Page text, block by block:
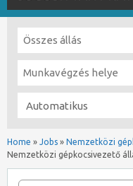
Home » Jobs » Nemzetközi
Nemzetközi gépkocsivezető